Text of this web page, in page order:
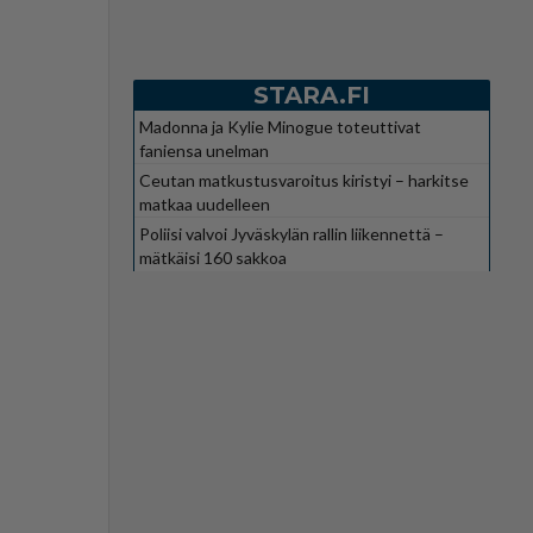
STARA.FI
Madonna ja Kylie Minogue toteuttivat
faniensa unelman
Ceutan matkustusvaroitus kiristyi – harkitse
matkaa uudelleen
Poliisi valvoi Jyväskylän rallin liikennettä –
mätkäisi 160 sakkoa